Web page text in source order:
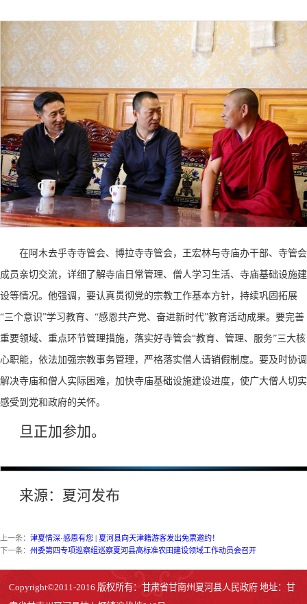
在阿木去乎寺寺管会、博拉寺寺管会，王宏林与寺庙办干部、寺管会
成员亲切交流，详细了解寺庙日常管理、僧人学习生活、寺庙基础设施建
设等情况。他强调，要认真贯彻党的宗教工作基本方针，持续巩固拓展
“三个意识”学习教育、“感恩共产党、奋进新时代”教育活动成果。要完善
重要领域、重点环节管理措施，落实好寺管会“教育、管理、服务”三大核
心职能，依法加强宗教事务管理，严格落实僧人请销假制度。要及时协调
解决寺庙和僧人实际困难，加快寺庙基础设施建设进度，使广大僧人切实
感受到党和政府的关怀。
旦正加参加。
来源：夏河发布
上一条： 津夏情深·感恩有您 | 夏河县向天津籍游客发出免票邀约！
下一条： 州委第四专项巡察组巡察夏河县高标准农田建设领域工作动员会召开
Copyright©2011-2016 版权所有：甘肃省甘南州夏河县人民政府 地址：甘